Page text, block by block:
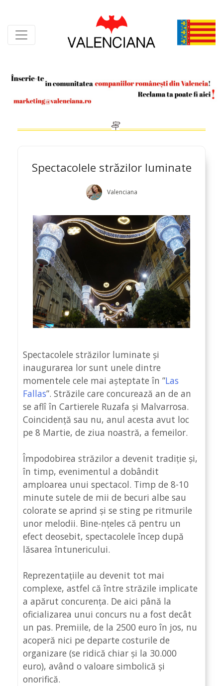
content
Spectacolele străzilor luminate
Valenciana
Spectacolele străzilor luminate și
inaugurarea lor sunt unele dintre
momentele cele mai așteptate în ”Las
Fallas”. Străzile care concurează an de an
se aflî în Cartierele Ruzafa și Malvarrosa.
Coincidență sau nu, anul acesta avut loc
pe 8 Martie, de ziua noastră, a femeilor.
Împodobirea străzilor a devenit tradiție și,
în timp, evenimentul a dobândit
amploarea unui spectacol. Timp de 8-10
minute sutele de mii de becuri albe sau
colorate se aprind și se sting pe ritmurile
unor melodii. Bine-nțeles că pentru un
efect deosebit, spectacolele încep după
lăsarea întunericului.
Reprezentațiile au devenit tot mai
complexe, astfel că între străzile implicate
a apărut concurența. De aici până la
oficializarea unui concurs nu a fost decât
un pas. Premiile, de la 2500 euro în jos, nu
acoperă nici pe departe costurile de
organizare (se ridică chiar și la 30.000
euro), având o valoare simbolică și
onorifică.